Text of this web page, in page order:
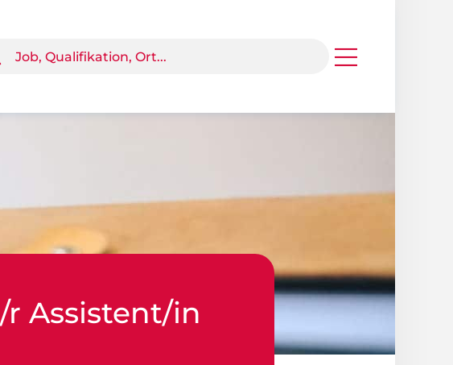
Assistent/in